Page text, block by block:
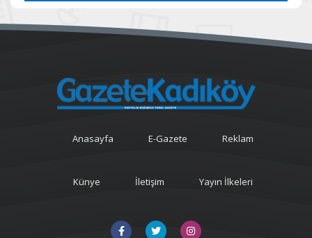
Anasayfa E-Gazete Reklam
Künye İletişim Yayın İlkeleri